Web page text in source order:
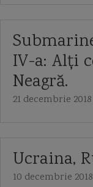
IV-a: Alţi
Neagră.
21 decembrie 2018
Ucraina,
10 decembrie 2018